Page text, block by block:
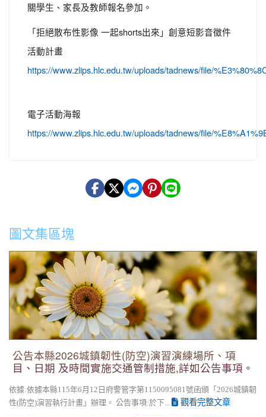
關學生、家長及教師報名參加。
「拒絕散布性影像 一起shorts出來」創意短影音徵件
活動計畫
https://www.zlips.hlc.edu.tw/uploads/tadnews/file/
電子活動海報
https://www.zlips.hlc.edu.tw/uploads/tadnews/file/
圖文集區塊
公告本縣2026城鎮韌性(防空)演習演練場所、項目、日期 及時
間實施交通管制措施,詳如公告事項。
公告本縣2026城鎮韌性(防空)演習演練場所、項
目、日期 及時間實施交通管制措施,詳如公告事項。
依據:依據本縣115年6月12日府警管字第1150095081號函頒「2026城鎮韌
性(防空)演習執行計畫」辦理。 公告事項:於下...
觀看完整文章